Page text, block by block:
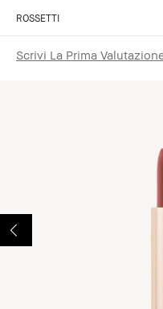
ROSSETTI
Scrivi La Prima